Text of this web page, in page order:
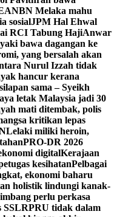
BN Melaka mahu
sosialJPM Hal Ehwal
RCI Tabung HajiAnwar
bawa dagangan ke
yang bersalah akan
Nurul Izzah tidak
hancur kerana
sama – Syeikh
letak Malaysia jadi 30
mati ditembak, polis
kritikan lepas
Lelaki miliki heroin,
PRO-DR 2026
digitalKerajaan
kesihatanPelbagai
ekonomi baharu
holistik lindungi kanak-
perlu perkasa
SSLRPRU tidak dalam